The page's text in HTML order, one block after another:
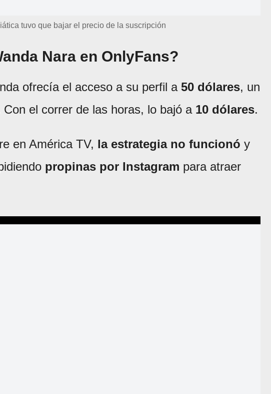
tuvo que bajar el precio de la suscripción
Nara en OnlyFans?
ofrecía el acceso a su perfil a 50 dólares, un
el correr de las horas, lo bajó a 10 dólares.
en América TV, la estrategia no funcionó y
propinas por Instagram para atraer